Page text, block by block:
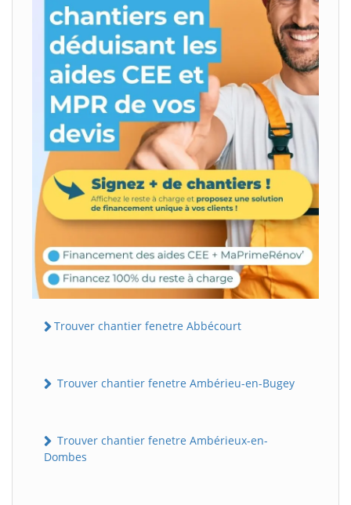
Trouver chantier fenetre Abbécourt
Trouver chantier fenetre Ambérieu-en-Bugey
Trouver chantier fenetre Ambérieux-en-
Dombes